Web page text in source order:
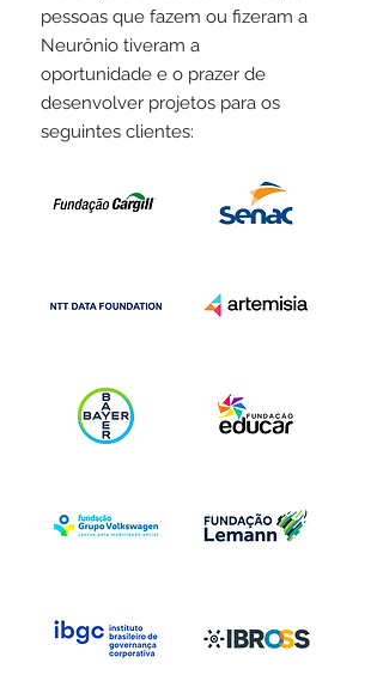
pessoas que fazem ou fizeram a
Neurônio tiveram a
oportunidade e o prazer de
desenvolver projetos para os
seguintes clientes: